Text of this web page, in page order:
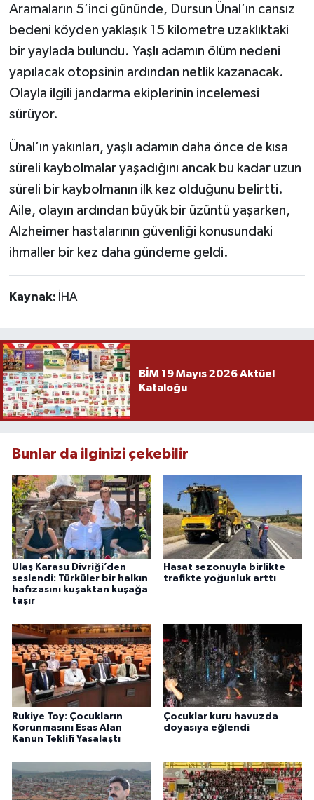
Aramaların 5’inci gününde, Dursun Ünal’ın cansız
bedeni köyden yaklaşık 15 kilometre uzaklıktaki
bir yaylada bulundu. Yaşlı adamın ölüm nedeni
yapılacak otopsinin ardından netlik kazanacak.
Olayla ilgili jandarma ekiplerinin incelemesi
sürüyor.
Ünal’ın yakınları, yaşlı adamın daha önce de kısa
süreli kaybolmalar yaşadığını ancak bu kadar uzun
süreli bir kaybolmanın ilk kez olduğunu belirtti.
Aile, olayın ardından büyük bir üzüntü yaşarken,
Alzheimer hastalarının güvenliği konusundaki
ihmaller bir kez daha gündeme geldi.
Kaynak: İHA
BİM 19 Mayıs 2026 Aktüel
Kataloğu
Bunlar da ilginizi çekebilir
Ulaş Karasu Divriği’den
seslendi: Türküler bir halkın
hafızasını kuşaktan kuşağa
taşır
Hasat sezonuyla birlikte
trafikte yoğunluk arttı
Rukiye Toy: Çocukların
Korunmasını Esas Alan
Kanun Teklifi Yasalaştı
Çocuklar kuru havuzda
doyasıya eğlendi